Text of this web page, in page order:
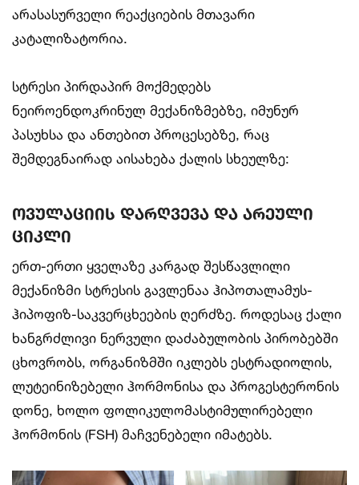
არასასურველი რეაქციების მთავარი
კატალიზატორია.
სტრესი პირდაპირ მოქმედებს
ნეიროენდოკრინულ მექანიზმებზე, იმუნურ
პასუხსა და ანთებით პროცესებზე, რაც
შემდეგნაირად აისახება ქალის სხეულზე:
ოვულაციის დარღვევა და არეული
ციკლი
ერთ-ერთი ყველაზე კარგად შესწავლილი
მექანიზმი სტრესის გავლენაა ჰიპოთალამუს-
ჰიპოფიზ-საკვერცხეების ღერძზე. როდესაც ქალი
ხანგრძლივი ნერვული დაძაბულობის პირობებში
ცხოვრობს, ორგანიზმში იკლებს ესტრადიოლის,
ლუტეინიზებელი ჰორმონისა და პროგესტერონის
დონე, ხოლო ფოლიკულომასტიმულირებელი
ჰორმონის (FSH) მაჩვენებელი იმატებს.